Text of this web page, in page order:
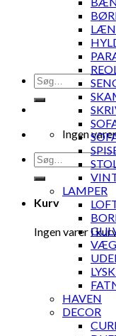
Søg
efter:
Ingen
Søg
efter:
Kurv
Ingen varer i
LAMPER
HAVEN
DECOR